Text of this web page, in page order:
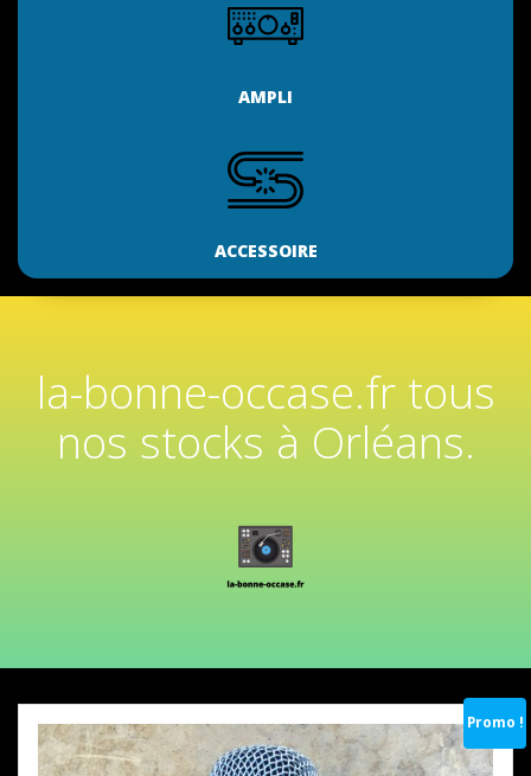
AMPLI
ACCESSOIRE
la-bonne-occase.fr tous
nos stocks à Orléans.
Promo !